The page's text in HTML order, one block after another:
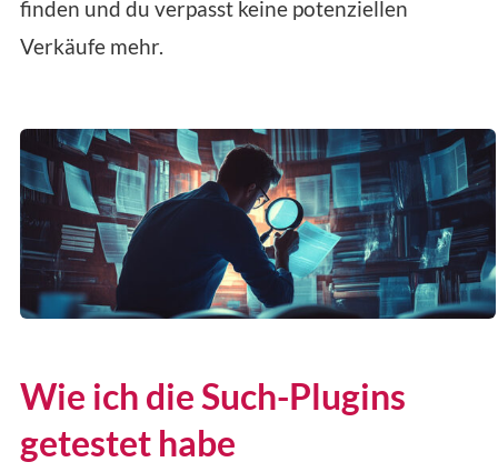
finden und du verpasst keine potenziellen
Verkäufe mehr.
Wie ich die Such-Plugins
getestet habe